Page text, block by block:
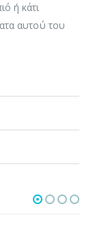
ή κάτι
αυτού του